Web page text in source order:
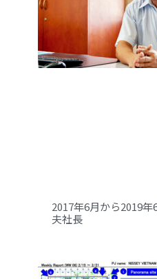
2017年6月から2019
夫社長